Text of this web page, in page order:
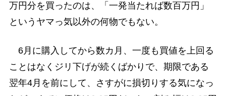
万円分を買ったのは、「一発当たれば数百万円」
というヤマっ気以外の何物でもない。
6月に購入してから数カ月、一度も買値を上回る
ことはなくジリ下げが続くばかりで、期限である
翌年4月を前にして、さすがに損切りする気になっ